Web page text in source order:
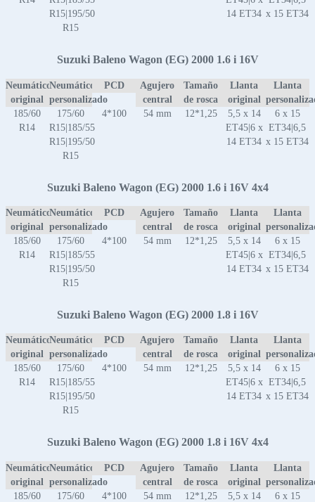
R15|195/50
R15
14 ET34 x 15 ET34
Suzuki Baleno Wagon (EG) 2000 1.6 i 16V
Neumático
original
Neumático
personalizado
PCD
Agujero
central
Tamaño
de rosca
Llanta
original
Llanta
185/60
R14
175/60
R15|185/55
R15|195/50
R15
4*100 54 mm 12*1,25
5,5 x 14
ET45|6 x
14 ET34
6 x 15
ET34|6,5
x 15 ET34
Suzuki Baleno Wagon (EG) 2000 1.6 i 16V 4x4
Neumático
original
Neumático
personalizado
PCD
Agujero
central
Tamaño
de rosca
Llanta
original
Llanta
185/60
R14
175/60
R15|185/55
R15|195/50
R15
4*100 54 mm 12*1,25
5,5 x 14
ET45|6 x
14 ET34
6 x 15
ET34|6,5
x 15 ET34
Suzuki Baleno Wagon (EG) 2000 1.8 i 16V
Neumático
original
Neumático
personalizado
PCD
Agujero
central
Tamaño
de rosca
Llanta
original
Llanta
185/60
R14
175/60
R15|185/55
R15|195/50
R15
4*100 54 mm 12*1,25
5,5 x 14
ET45|6 x
14 ET34
6 x 15
ET34|6,5
x 15 ET34
Suzuki Baleno Wagon (EG) 2000 1.8 i 16V 4x4
Neumático
original
Neumático
personalizado
PCD
Agujero
central
Tamaño
de rosca
Llanta
original
Llanta
185/60
175/60
4*100 54 mm 12*1,25
5,5 x 14
6 x 15